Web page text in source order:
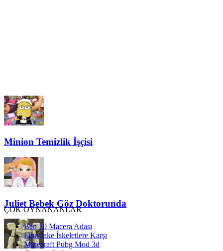
Minion Temizlik İşçisi
Juliet Bebek Göz Doktorunda
ÇOK OYNANANLAR
Ben 10 Macera Adası
Finn Jake İskeletlere Karşı
Minecraft Pubg Mod 3d